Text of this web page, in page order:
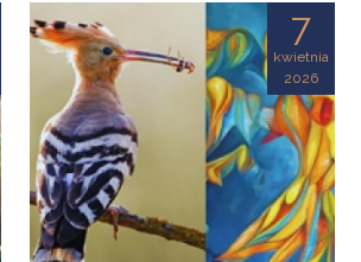
7
kwietnia
2026